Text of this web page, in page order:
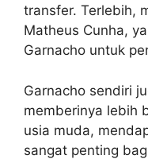
transfer. Terlebih,
Matheus Cunha,
Garnacho untuk
Garnacho sendiri
memberinya lebih
usia muda,
sangat penting